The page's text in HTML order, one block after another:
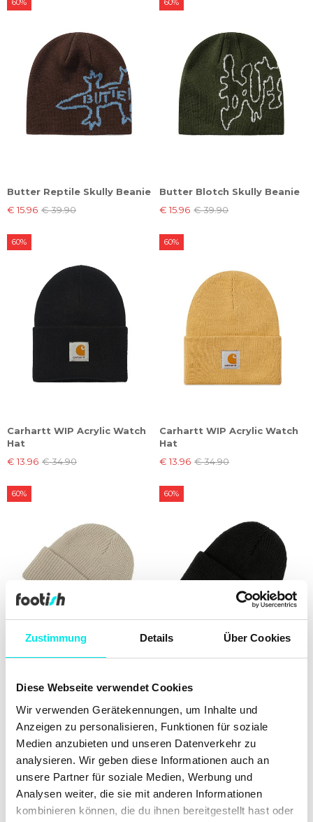
Zustimmung Details Über Cookies
Diese Webseite verwendet Cookies
Wir verwenden Gerätekennungen, um Inhalte und
Anzeigen zu personalisieren, Funktionen für soziale
Medien anzubieten und unseren Datenverkehr zu
analysieren. Wir geben diese Informationen auch an
unsere Partner für soziale Medien, Werbung und
Analysen weiter, die sie mit anderen Informationen
kombinieren können, die du ihnen bereitgestellt hast oder
Butter Reptile Skully Beanie
€ 15.96 € 39.90
60%
Butter Blotch Skully Beanie
€ 15.96 € 39.90
60%
Carhartt WIP Acrylic Watch
Hat
€ 13.96 € 34.90
60%
Carhartt WIP Acrylic Watch
Hat
€ 13.96 € 34.90
60%
New Balance Fisherman
Beanie
€ 7.96 € 19.90
60%
New Balance Fisherman
Beanie
€ 7.96 € 19.90
60%
60% 60%